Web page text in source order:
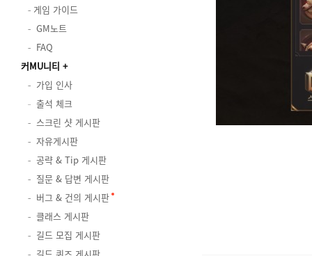
게임 가이드
GM노트
FAQ
커MU니티
가입 인사
출석 체크
스크린 샷 게시판
자유게시판
공략 & Tip 게시판
질문 & 답변 게시판
버그 & 건의 게시판
클래스 게시판
길드 모집 게시판